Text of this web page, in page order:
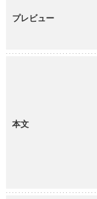
プレビュー
本文